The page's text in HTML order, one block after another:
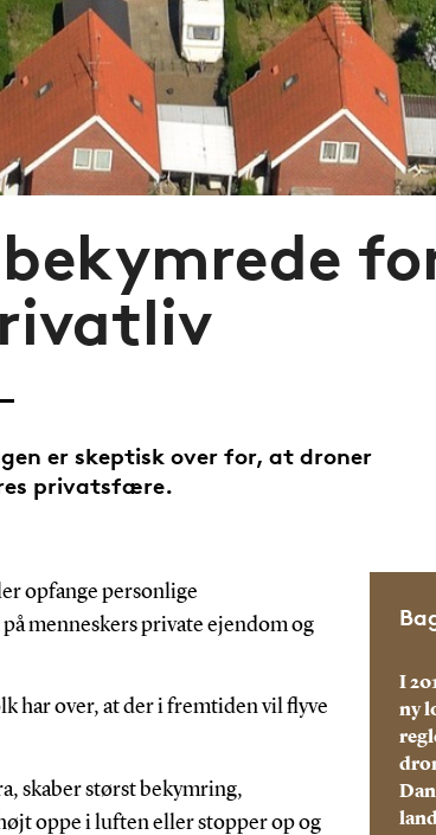
er skeptisk over for, at droner
privatsfære.
opfange personlige
menneskers private ejendom og
har over, at der i fremtiden vil flyve
skaber størst bekymring,
oppe i luften eller stopper op og
I
ny